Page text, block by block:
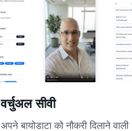
वर्चुअल सीवी
अपने बायोडाटा को नौकरी दिलाने वाली